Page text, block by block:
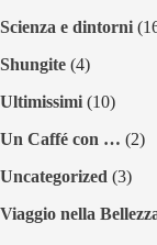
Scienza e dintorni
Shungite (4)
Ultimissimi (10)
Un Caffé con … (2)
Uncategorized (3)
Viaggio nella